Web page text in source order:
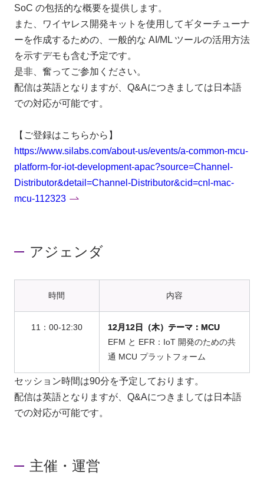
SoC の包括的な概要を提供します。
また、ワイヤレス開発キットを使用してギターチューナ
ーを作成するための、一般的な AI/ML ツールの活用方法
を示すデモも含む予定です。
是非、奮ってご参加ください。
配信は英語となりますが、Q&Aにつきましては日本語
での対応が可能です。
【ご登録はこちらから】
https://www.silabs.com/about-us/events/a-common-mcu-
platform-for-iot-development-apac?source=Channel-
Distributor&detail=Channel-Distributor&cid=cnl-mac-
mcu-112323
アジェンダ
時間 内容
11：00-12:30
12月12日（木）テーマ：MCU
EFM と EFR：IoT 開発のための共
通 MCU プラットフォーム
セッション時間は90分を予定しております。
配信は英語となりますが、Q&Aにつきましては日本語
での対応が可能です。
主催・運営